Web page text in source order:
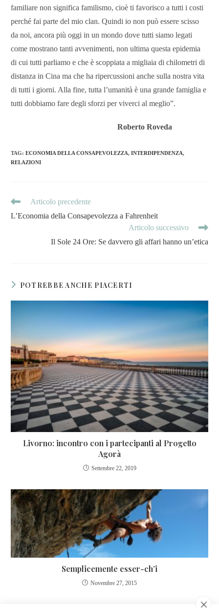
familiare non significa familismo, cioè ti favorisco a tutti i costi
perché fai parte del mio clan. Quindi io non può essere scisso
da noi, ancora più oggi in un mondo dove tutti siamo legati
come mostrano tanti avvenimenti, non ultima questa epidemia
di cui tutti parliamo e che è scoppiata a migliaia di chilometri di
distanza in Cina ma che ha ripercussioni anche sulla nostra vita
di tutti i giorni. Alla fine, tutta l’umanità è una grande famiglia e
tutti dobbiamo fare degli sforzi per viverci al meglio”.
Roberto Roveda
TAG:ECONOMIA DELLA CONSAPEVOLEZZA, INTERDIPENDENZA,
RELAZIONI
Articolo precedente
L’Economia della Consapevolezza a Fahrenheit
Articolo successivo
Il Sole 24 Ore: Se davvero gli affari hanno un’etica
POTREBBE ANCHE PIACERTI
Livorno: incontro con i partecipanti al Progetto
Agorà
Settembre 22, 2019
Semplicemente esser-ch’i
Novembre 27, 2015